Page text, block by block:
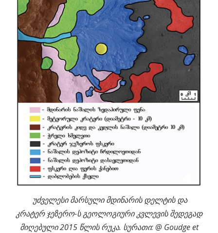
უძველესი მარსული მდინარის დელტის და
კრატერ ჯეზერო-ს გეოლოგიური კვლევის შედეგად
მიღებული 2015 წლის რუკა. სურათი: @ Goudge et